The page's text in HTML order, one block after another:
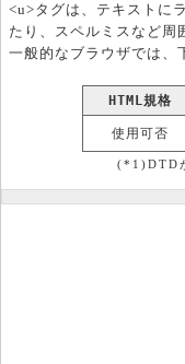
<u>タグは、テキストに
たり、スペルミスなど周
一般的なブラウザでは、
HTML規格
使用可否
(*1)DTD